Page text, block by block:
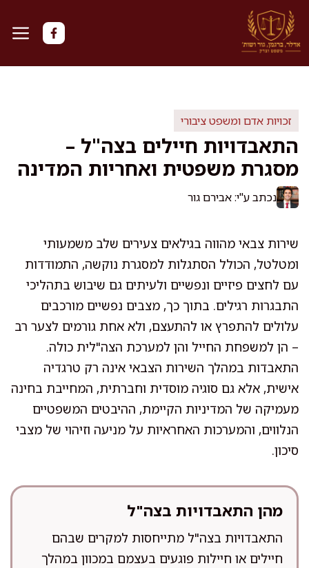
לדלג
לתוכן
זכויות אדם ומשפט ציבורי
התאבדויות חיילים בצה"ל –
מסגרת משפטית ואחריות המדינה
נכתב ע"י: אבירם גור
שירות צבאי מהווה בגילאים צעירים שלב משמעותי
ומטלטל, הכולל הסתגלות למסגרת נוקשה, התמודדות
עם לחצים פיזיים ונפשיים ולעיתים גם שיבוש בתהליכי
התבגרות רגילים. בתוך כך, מצבים נפשיים מורכבים
עלולים להתפרץ או להתעצם, ולא אחת גורמים לצער רב
– הן למשפחת החייל והן למערכת הצה"לית כולה.
התאבדות במהלך השירות הצבאי אינה רק טרגדיה
אישית, אלא גם סוגיה מוסדית וחברתית, המחייבת בחינה
מעמיקה של המדיניות הקיימת, ההיבטים המשפטיים
הנלווים, והמערכות האחראיות על מניעה וזיהוי של מצבי
סיכון.
מהן התאבדויות בצה"ל
התאבדויות בצה"ל מתייחסות למקרים שבהם
חיילים או חיילות פוגעים בעצמם במכוון במהלך